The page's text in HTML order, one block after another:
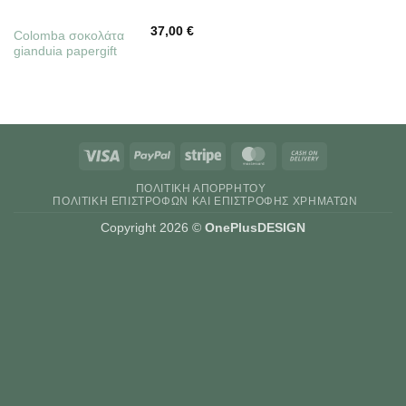
Colomba σοκολάτα
gianduia papergift
37,00€
Visa PayPal Stripe MasterCard
Delivery
ΠΟΛΙΤΙΚΉ ΑΠΟΡΡΉΤΟΥ
ΠΟΛΙΤΙΚΉ ΕΠΙΣΤΡΟΦΏΝ ΚΑΙ ΕΠΙΣΤΡΟΦΉΣ ΧΡΗΜΆΤΩΝ
Copyright 2026 © OnePlusDESIGN